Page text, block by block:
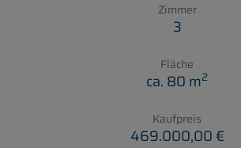
Zimmer
3
Fläche
ca. 80 m2
Kaufpreis
469.000,00 €